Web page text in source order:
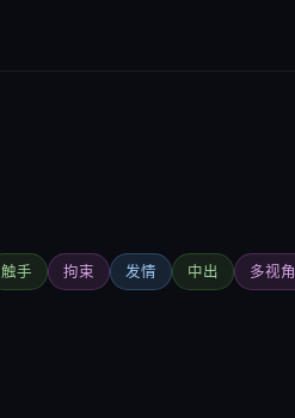
触手 拘束 发情 中出 多视角